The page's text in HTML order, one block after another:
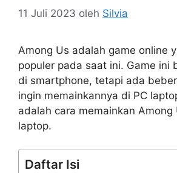
11 Juli 2023 oleh Silvia
Among Us adalah game online
populer pada saat ini. Game ini
di smartphone, tetapi ada
ingin memainkannya di PC
adalah cara memainkan Among
laptop.
Daftar Isi